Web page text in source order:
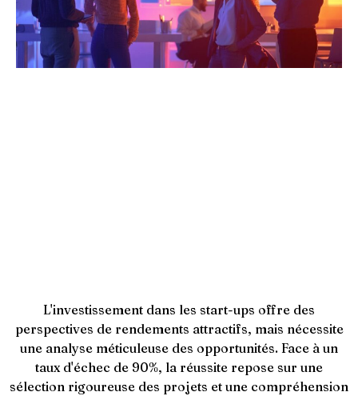
L'investissement dans les start-ups offre des
perspectives de rendements attractifs, mais nécessite
une analyse méticuleuse des opportunités. Face à un
taux d'échec de 90%, la réussite repose sur une
sélection rigoureuse des projets et une compréhension